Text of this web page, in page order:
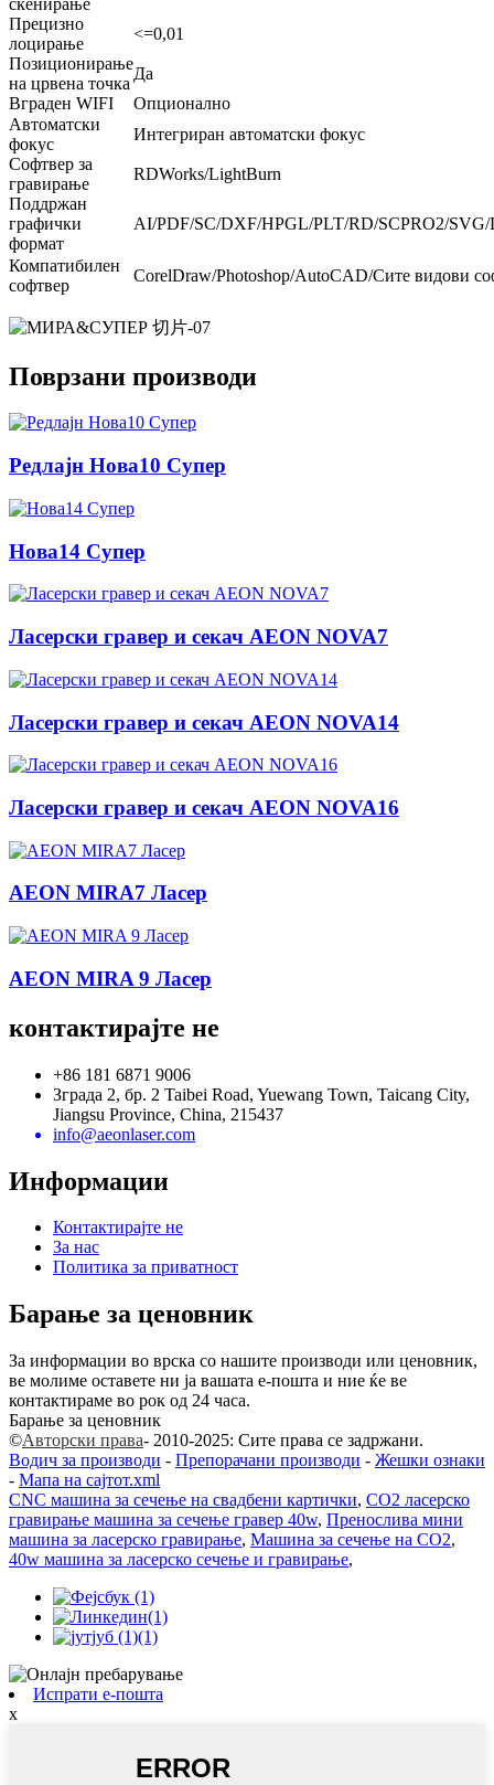
Прецизно
лоцирање
<=0,01
Позиционирање
на црвена точка
Да
Вграден WIFI
Опционално
Автоматски
фокус
Интегриран автоматски фокус
Софтвер за
гравирање
RDWorks/LightBurn
Поддржан
графички
формат
AI/PDF/SC/DXF/HPGL/PLT/RD/SCPRO2/
Компатибилен
софтвер
CorelDraw/Photoshop/AutoCAD/Сите видови
Поврзани производи
Редлајн Нова10 Супер
Нова14 Супер
Ласерски гравер и секач AEON NOVA7
Ласерски гравер и секач AEON NOVA14
Ласерски гравер и секач AEON NOVA16
AEON MIRA7 Ласер
AEON MIRA 9 Ласер
контактирајте не
+86 181 6871 9006
Зграда 2, бр. 2 Taibei Road, Yuewang Town, Taicang City,
Jiangsu Province, China, 215437
info@aeonlaser.com
Информации
Контактирајте не
За нас
Политика за приватност
Барање за ценовник
За информации во врска со нашите производи или ценовник,
ве молиме оставете ни ја вашата е-пошта и ние ќе ве
контактираме во рок од 24 часа.
Барање за ценовник
©Авторски права- 2010-2025: Сите права се задржани.
Водич за производи - Препорачани производи - Жешки ознаки
- Мапа на сајтот.xml
CNC машина за сечење на свадбени картички, CO2 ласерско
гравирање машина за сечење гравер 40w, Пренослива мини
машина за ласерско гравирање, Машина за сечење на CO2,
40w машина за ласерско сечење и гравирање,
Испрати е-пошта
x